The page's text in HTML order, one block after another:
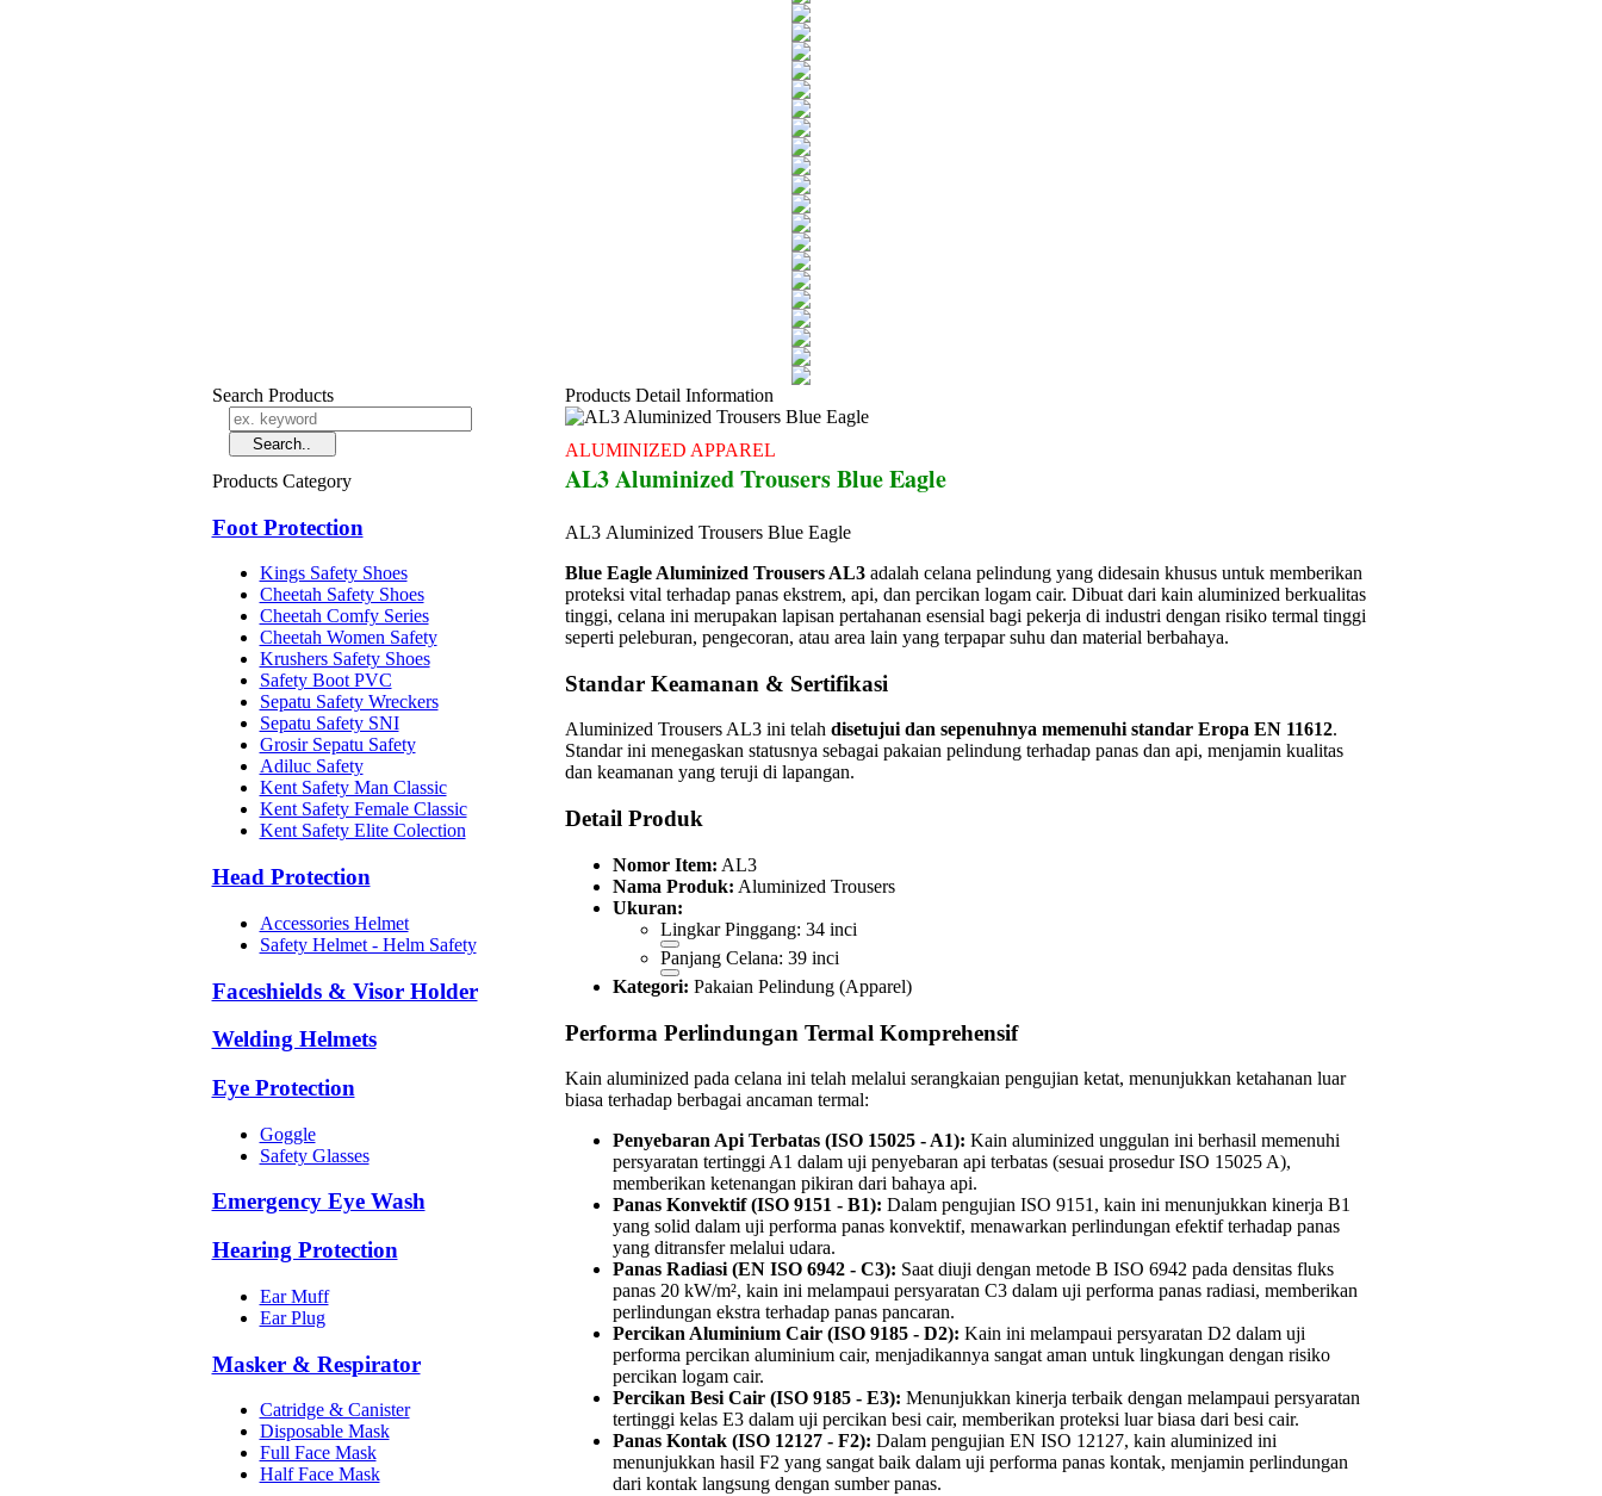
Search Products
Products Category
Foot Protection
Kings Safety Shoes
Cheetah Safety Shoes
Cheetah Comfy Series
Cheetah Women Safety
Krushers Safety Shoes
Safety Boot PVC
Sepatu Safety Wreckers
Sepatu Safety SNI
Grosir Sepatu Safety
Adiluc Safety
Kent Safety Man Classic
Kent Safety Female Classic
Kent Safety Elite Colection
Head Protection
Accessories Helmet
Safety Helmet - Helm Safety
Faceshields & Visor Holder
Welding Helmets
Eye Protection
Goggle
Safety Glasses
Emergency Eye Wash
Hearing Protection
Ear Muff
Ear Plug
Masker & Respirator
Catridge & Canister
Disposable Mask
Full Face Mask
Half Face Mask
Products Detail Information
ALUMINIZED APPAREL
AL3 Aluminized Trousers Blue Eagle
AL3 Aluminized Trousers Blue Eagle
Blue Eagle Aluminized Trousers AL3adalah celana pelindung yang didesain khusus untuk memberikan
proteksi vital terhadap panas ekstrem, api, dan percikan logam cair. Dibuat dari kain aluminized berkualitas
tinggi, celana ini merupakan lapisan pertahanan esensial bagi pekerja di industri dengan risiko termal tinggi
seperti peleburan, pengecoran, atau area lain yang terpapar suhu dan material berbahaya.
Standar Keamanan & Sertifikasi
Aluminized Trousers AL3 ini telah disetujui dan sepenuhnya memenuhi standar Eropa EN 11612.
Standar ini menegaskan statusnya sebagai pakaian pelindung terhadap panas dan api, menjamin kualitas
dan keamanan yang teruji di lapangan.
Detail Produk
Nomor Item: AL3
Nama Produk: Aluminized Trousers
Ukuran:
Lingkar Pinggang: 34 inci
Panjang Celana: 39 inci
Kategori: Pakaian Pelindung (Apparel)
Performa Perlindungan Termal Komprehensif
Kain aluminized pada celana ini telah melalui serangkaian pengujian ketat, menunjukkan ketahanan luar
biasa terhadap berbagai ancaman termal:
Penyebaran Api Terbatas (ISO 15025 - A1): Kain aluminized unggulan ini berhasil memenuhi
persyaratan tertinggi A1 dalam uji penyebaran api terbatas (sesuai prosedur ISO 15025 A),
memberikan ketenangan pikiran dari bahaya api.
Panas Konvektif (ISO 9151 - B1): Dalam pengujian ISO 9151, kain ini menunjukkan kinerja B1
yang solid dalam uji performa panas konvektif, menawarkan perlindungan efektif terhadap panas
yang ditransfer melalui udara.
Panas Radiasi (EN ISO 6942 - C3): Saat diuji dengan metode B ISO 6942 pada densitas fluks
panas 20 kW/m², kain ini melampaui persyaratan C3 dalam uji performa panas radiasi, memberikan
perlindungan ekstra terhadap panas pancaran.
Percikan Aluminium Cair (ISO 9185 - D2): Kain ini melampaui persyaratan D2 dalam uji
performa percikan aluminium cair, menjadikannya sangat aman untuk lingkungan dengan risiko
percikan logam cair.
Percikan Besi Cair (ISO 9185 - E3): Menunjukkan kinerja terbaik dengan melampaui persyaratan
tertinggi kelas E3 dalam uji percikan besi cair, memberikan proteksi luar biasa dari besi cair.
Panas Kontak (ISO 12127 - F2): Dalam pengujian EN ISO 12127, kain aluminized ini
menunjukkan hasil F2 yang sangat baik dalam uji performa panas kontak, menjamin perlindungan
dari kontak langsung dengan sumber panas.